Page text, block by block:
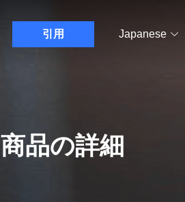
引用 Japanese
商品の詳細